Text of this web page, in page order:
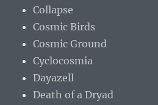
Collapse
Cosmic Birds
Cosmic Ground
Cyclocosmia
Dayazell
Death of a Dryad